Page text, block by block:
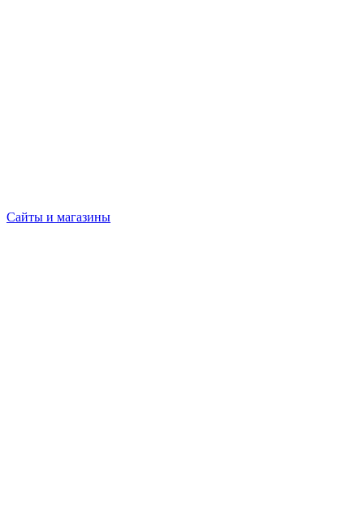
Сайты и магазины